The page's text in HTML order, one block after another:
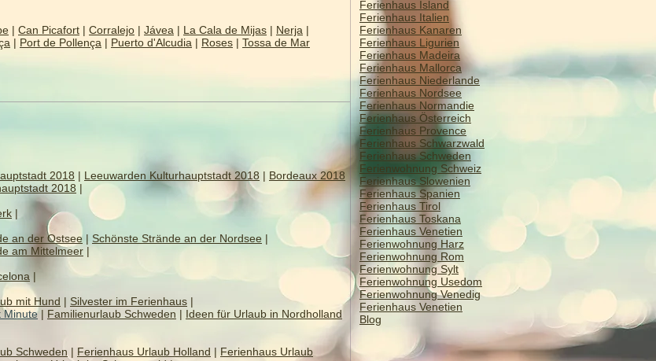
| Can Picafort | Corralejo | Jávea | La Cala de Mijas | Nerja |
| Port de Pollença | Puerto d'Alcudia | Roses | Tossa de Mar
2018 | Leeuwarden Kulturhauptstadt 2018 | Bordeaux 2018
2018 |
|
an der Ostsee | Schönste Strände an der Nordsee |
am Mittelmeer |
|
mit Hund | Silvester im Ferienhaus |
Minute| Familienurlaub Schweden | Ideen für Urlaub in Nordholland
Schweden | Ferienhaus Urlaub Holland | Ferienhaus Urlaub
Ferienhaus Island
Ferienhaus Italien
Ferienhaus Kanaren
Ferienhaus Ligurien
Ferienhaus Madeira
Ferienhaus Mallorca
Ferienhaus Niederlande
Ferienhaus Nordsee
Ferienhaus Normandie
Ferienhaus Österreich
Ferienhaus Provence
Ferienhaus Schwarzwald
Ferienhaus Schweden
Ferienwohnung Schweiz
Ferienhaus Slowenien
Ferienhaus Spanien
Ferienhaus Tirol
Ferienhaus Toskana
Ferienhaus Venetien
​​Ferienwohnung Harz
Ferienwohnung Rom
Ferienwohnung Sylt
Ferienwohnung Usedom
Ferienwohnung Venedig
Ferienhaus Venetien
Blog